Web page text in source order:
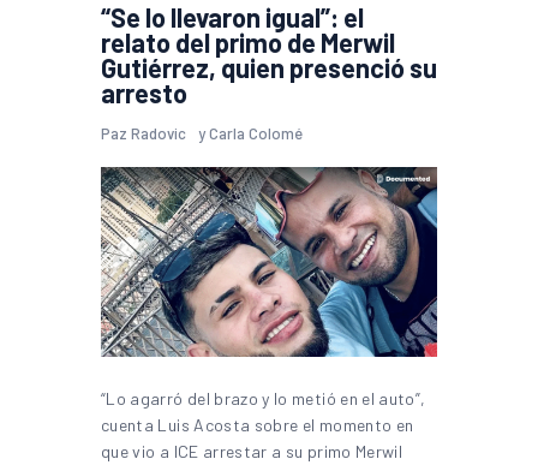
“Se lo llevaron igual”: el
relato del primo de Merwil
Gutiérrez, quien presenció su
arresto
Paz Radovic yCarla Colomé
“Lo agarró del brazo y lo metió en el auto”,
cuenta Luis Acosta sobre el momento en
que vio a ICE arrestar a su primo Merwil